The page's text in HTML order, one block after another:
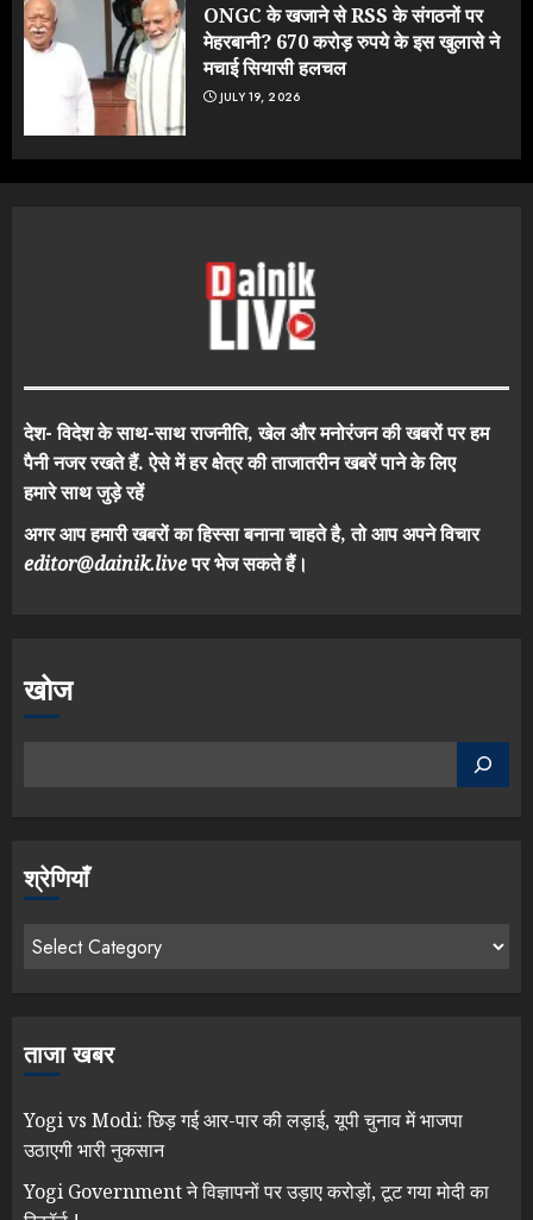
ONGC के खजाने से RSS के संगठनों पर
मेहरबानी? 670 करोड़ रुपये के इस खुलासे ने
मचाई सियासी हलचल
JULY 19, 2026
देश- विदेश के साथ-साथ राजनीति, खेल और मनोरंजन की खबरों पर हम
पैनी नजर रखते हैं. ऐसे में हर क्षेत्र की ताजातरीन खबरें पाने के लिए
हमारे साथ जुड़े रहें
अगर आप हमारी खबरों का हिस्सा बनाना चाहते है, तो आप अपने विचार
editor@dainik.liveपर भेज सकते हैं।
खोज
श्रेणियाँ
ताजा खबर
Yogi vs Modi: छिड़ गई आर-पार की लड़ाई, यूपी चुनाव में भाजपा
उठाएगी भारी नुकसान
Yogi Government ने विज्ञापनों पर उड़ाए करोड़ों, टूट गया मोदी का